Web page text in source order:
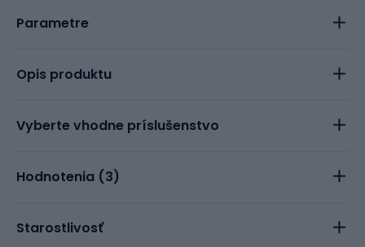
Parametre
Opis produktu
Vyberte vhodne príslušenstvo
Hodnotenia (3)
Starostlivosť